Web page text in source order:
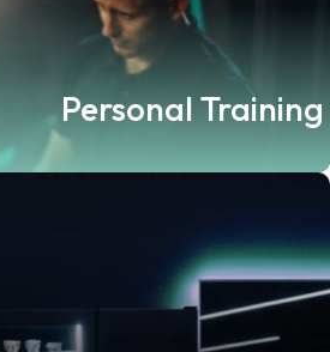
Personal Training